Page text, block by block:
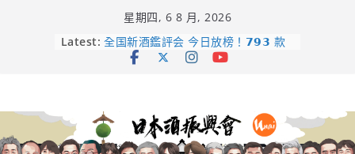
星期四, 6 8 月, 2026
Latest: 日本酒類地理標示 (GI) 認定一覽表
全国新酒鑑評会 今日放榜！𝟳𝟵𝟯 款
新酒角逐，誰是今年最強？
市場！梅乃宿上市背後的密碼
龜之井酒造：口說上手 – 山形純米大
吟釀的堅持與傳承 ～ くどき上手